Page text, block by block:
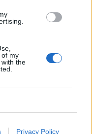
of my
the
Privacy Policy